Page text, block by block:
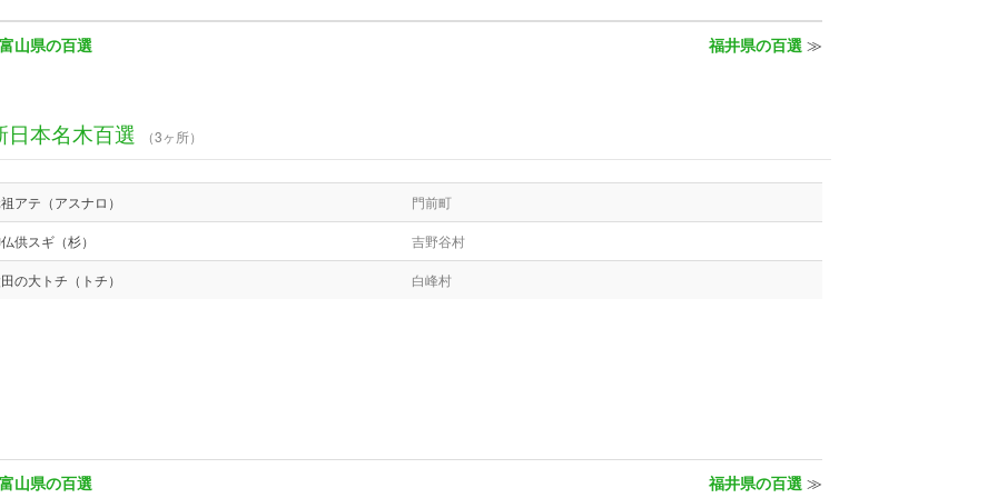
山県の百選 福井県の百選≫
日本名木百選 （3ヶ所）
アテ（アスナロ） 門前町
供スギ（杉） 吉野谷村
の大トチ（トチ） 白峰村
山県の百選 福井県の百選≫